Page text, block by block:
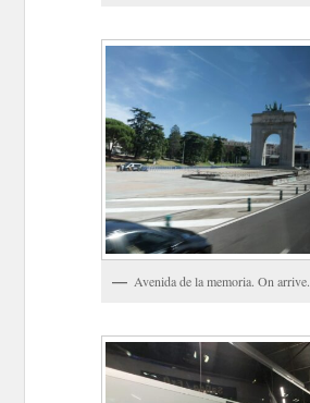
Avenida de la memoria. On arrive.